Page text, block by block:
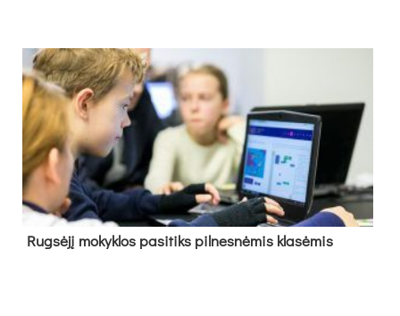
Rug­sė­jį mo­kyk­los pa­si­tiks pil­nes­nė­mis kla­sė­mis